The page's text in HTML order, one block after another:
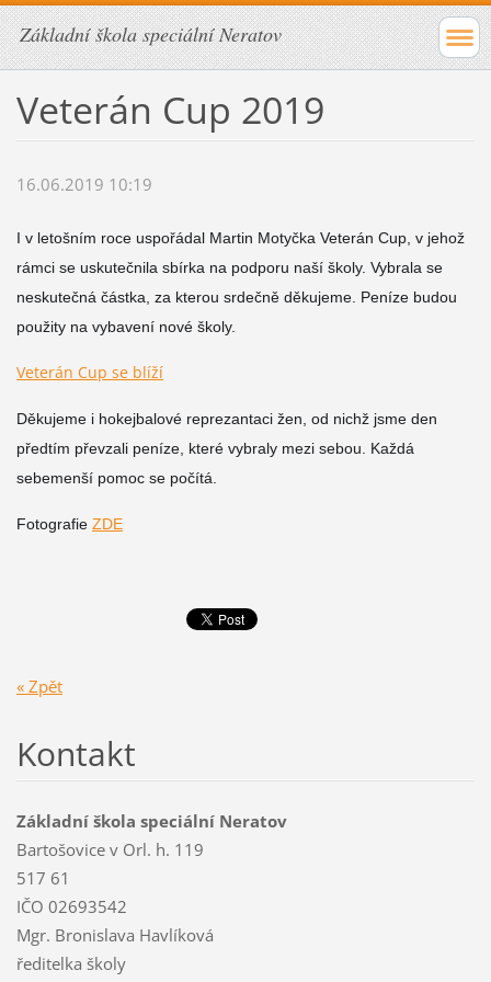
Základní škola speciální Neratov
Veterán Cup 2019
16.06.2019 10:19
I v letošním roce uspořádal Martin Motyčka Veterán Cup, v jehož
rámci se uskutečnila sbírka na podporu naší školy. Vybrala se
neskutečná částka, za kterou srdečně děkujeme. Peníze budou
použity na vybavení nové školy.
Veterán Cup se blíží
Děkujeme i hokejbalové reprezantaci žen, od nichž jsme den
předtím převzali peníze, které vybraly mezi sebou. Každá
sebemenší pomoc se počítá.
Fotografie ZDE
« Zpět
Kontakt
Základní škola speciální Neratov
Bartošovice v Orl. h. 119
517 61
IČO 02693542
Mgr. Bronislava Havlíková
ředitelka školy